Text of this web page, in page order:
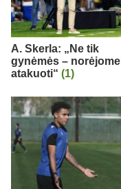
A. Skerla: „Ne tik
gynėmės – norėjome
atakuoti“ (1)